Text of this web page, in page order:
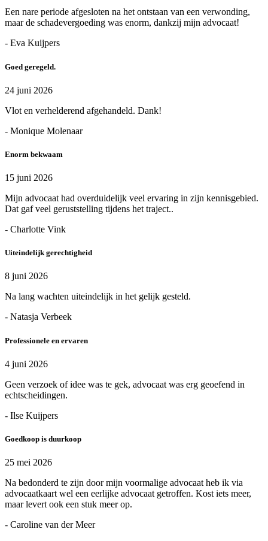
Een nare periode afgesloten na het ontstaan van een verwonding,
maar de schadevergoeding was enorm, dankzij mijn advocaat!
- Eva Kuijpers
Goed geregeld.
24 juni 2026
Vlot en verhelderend afgehandeld. Dank!
- Monique Molenaar
Enorm bekwaam
15 juni 2026
Mijn advocaat had overduidelijk veel ervaring in zijn kennisgebied.
Dat gaf veel geruststelling tijdens het traject..
- Charlotte Vink
Uiteindelijk gerechtigheid
8 juni 2026
Na lang wachten uiteindelijk in het gelijk gesteld.
- Natasja Verbeek
Professionele en ervaren
4 juni 2026
Geen verzoek of idee was te gek, advocaat was erg geoefend in
echtscheidingen.
- Ilse Kuijpers
Goedkoop is duurkoop
25 mei 2026
Na bedonderd te zijn door mijn voormalige advocaat heb ik via
advocaatkaart wel een eerlijke advocaat getroffen. Kost iets meer,
maar levert ook een stuk meer op.
- Caroline van der Meer